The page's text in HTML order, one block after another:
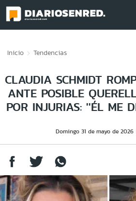
Inicio Tendencias
CLAUDIA SCHMIDT
ANTE POSIBLE
POR INJURIAS: ''ÉL ME
Domingo 31 de mayo de 2026